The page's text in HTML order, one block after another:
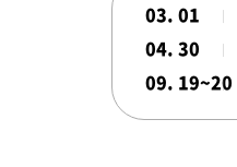
행사 안내
03. 01
04. 30
09. 19~20